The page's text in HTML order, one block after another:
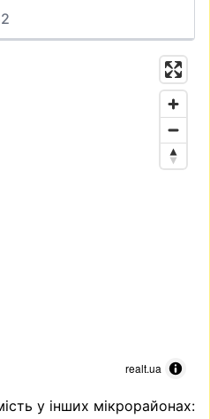
realt.ua
у інших мікрорайонах: